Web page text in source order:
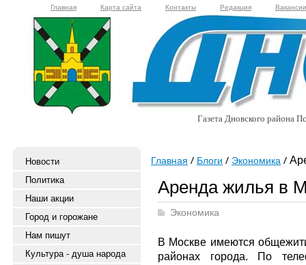
Главная Карта сайта Контакты Редакция Вакансии
Газета Дновского района
Новости
Политика
Наши акции
Город и горожане
Нам пишут
Культура - душа народа
Главная Блоги Экономика
Аренда жилья в
Экономика
В Москве имеются
районах города. По